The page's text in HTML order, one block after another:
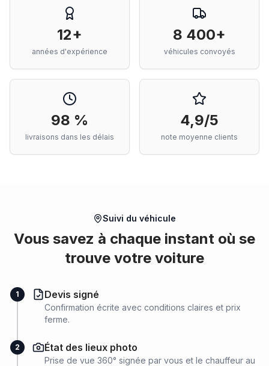
12+
années d'expérience
8 400+
véhicules convoyés
98 %
livraisons dans les délais
4,9/5
note moyenne clients
Suivi du véhicule
Vous savez à chaque instant où se
trouve votre voiture
1 Devis signé
Confirmation écrite avec conditions claires et prix
ferme.
2 État des lieux photo
Prise de vue 360° signée par vous et le chauffeur au